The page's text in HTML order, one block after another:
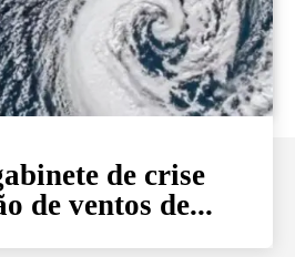
de crise
de ventos de...